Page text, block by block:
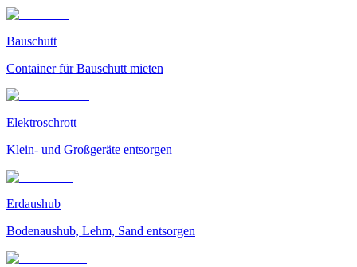
Bauschutt
Container für Bauschutt mieten
Elektroschrott
Klein- und Großgeräte entsorgen
Erdaushub
Bodenaushub, Lehm, Sand entsorgen